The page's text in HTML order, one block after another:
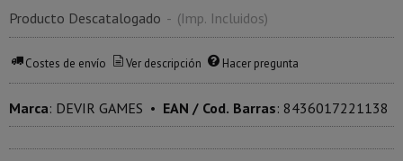
Producto Descatalogado - (Imp. Incluidos)
Costes de envío Ver descripción Hacer pregunta
Marca: DEVIR GAMES • EAN / Cod. Barras: 8436017221138